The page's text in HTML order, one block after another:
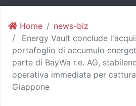
Home
news-biz
Energy Vault conclude
portafoglio di accumulo
parte di BayWa r.e. AG,
operativa immediata per
Giappone